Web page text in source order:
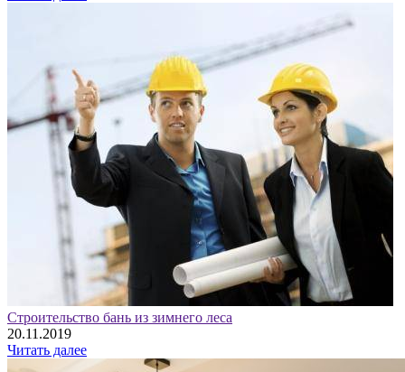
Строительство бань из зимнего леса
20.11.2019
Читать далее